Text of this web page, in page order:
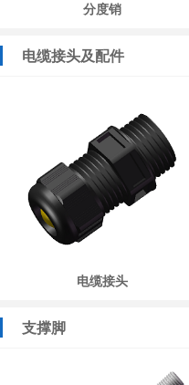
分度销
电缆接头及配件
电缆接头
支撑脚